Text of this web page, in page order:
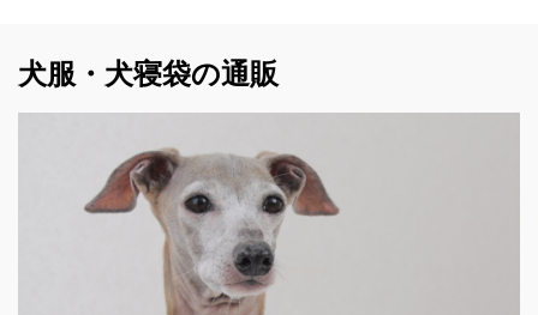
犬服・犬寝袋の通販